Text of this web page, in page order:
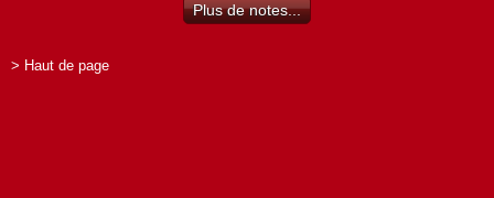
Plus de notes...
> Haut de page